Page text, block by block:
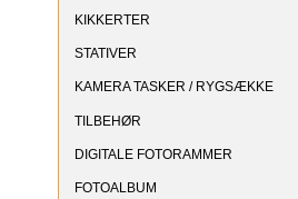
KIKKERTER
STATIVER
KAMERA TASKER / RYGSÆKKE
TILBEHØR
DIGITALE FOTORAMMER
FOTOALBUM